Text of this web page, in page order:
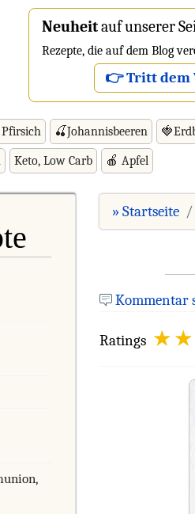
Neuheitauf unserer
Rezepte, die auf dem Blog
👉 Tritt dem
🍒Johannisbeeren
Keto, Low Carb 🍎 Apfel
» Startseite
Kommentar
Ratings